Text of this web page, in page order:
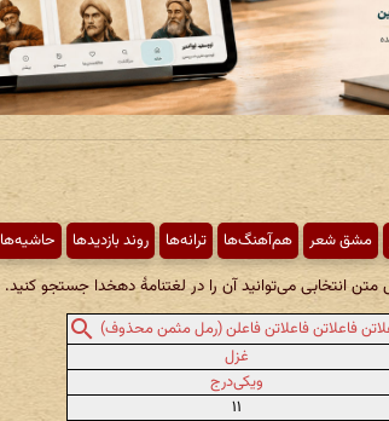
مشق شعر هم‌آهنگ‌ها ترانه‌ها روند بازدیدها حاشیه‌ها
انتخابی می‌توانید آن را در لغتنامهٔ دهخدا جستجو کنید.
فاعلاتن فاعلاتن فاعلن (رمل مثمن محذوف)
غزل
ویکی‌درج
۱۱